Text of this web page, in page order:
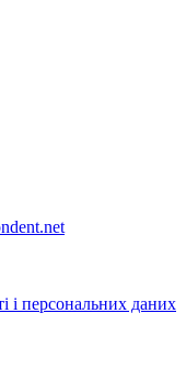
і персональних даних